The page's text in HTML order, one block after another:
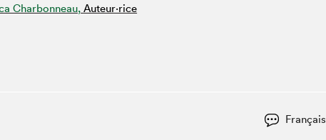
Espace ado | Lis-moi MTL
Charbonneau, Auteur·rice
Français